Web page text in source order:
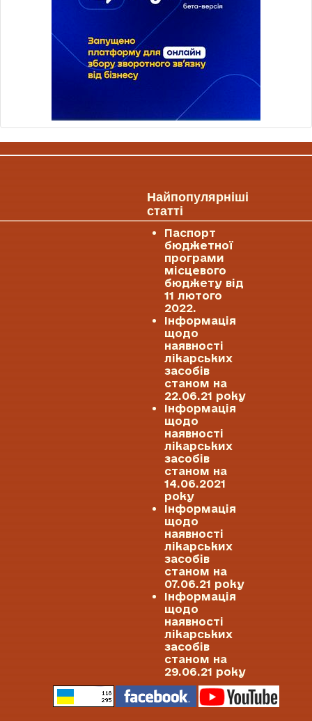
Найпопулярніші
статті
Паспорт
бюджетної
програми
місцевого
бюджету від
11 лютого
2022.
Інформація
щодо
наявності
лікарських
засобів
станом на
22.06.21 року
Інформація
щодо
наявності
лікарських
засобів
станом на
14.06.2021
року
Інформація
щодо
наявності
лікарських
засобів
станом на
07.06.21 року
Інформація
щодо
наявності
лікарських
засобів
станом на
29.06.21 року